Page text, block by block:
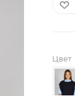
Цвет